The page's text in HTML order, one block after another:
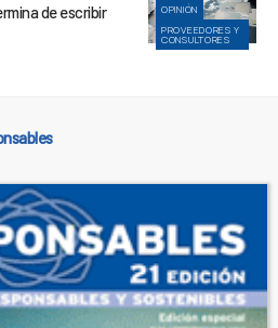
OPINIÓN
PROVEEDORES Y
CONSULTORES
de escribir